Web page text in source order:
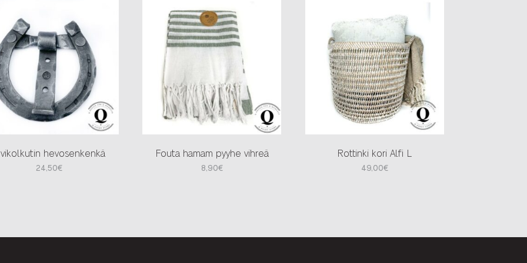
hevosenkenkä
24,50€
Fouta hamam pyyhe vihreä
8,90€
Rottinki kori Alfi L
49,00€